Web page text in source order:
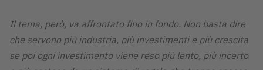
Il tema, però, va affrontato fino in fondo. Non basta dire
che servono più industria, più investimenti e più crescita
se poi ogni investimento viene reso più lento, più incerto